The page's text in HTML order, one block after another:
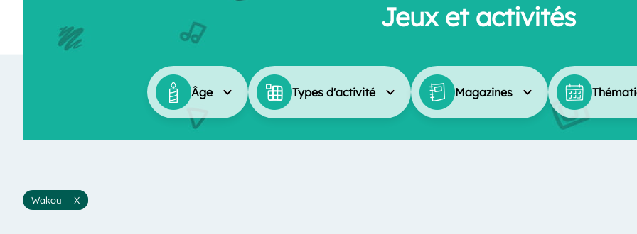
Jeux et activités
Âge Types d'activité Magazines
Wakou X